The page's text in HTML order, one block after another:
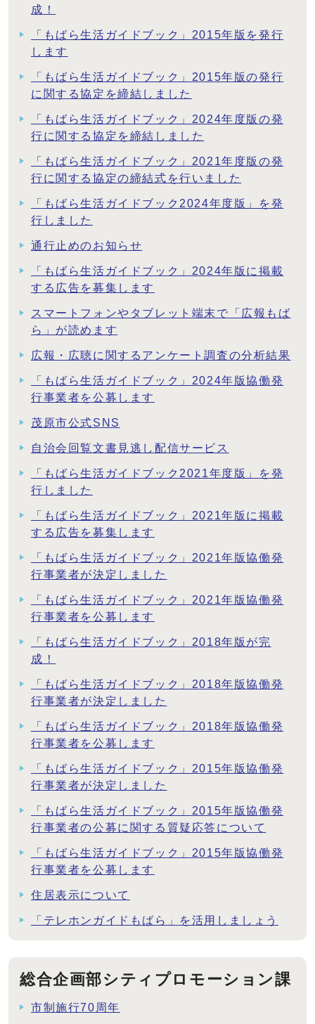
成！
「もばら生活ガイドブック」2015年版を発行
します
「もばら生活ガイドブック」2015年版の発行
に関する協定を締結しました
「もばら生活ガイドブック」2024年度版の発
行に関する協定を締結しました
「もばら生活ガイドブック」2021年度版の発
行に関する協定の締結式を行いました
「もばら生活ガイドブック2024年度版」を発
行しました
通行止めのお知らせ
「もばら生活ガイドブック」2024年版に掲載
する広告を募集します
スマートフォンやタブレット端末で「広報もば
ら」が読めます
広報・広聴に関するアンケート調査の分析結果
「もばら生活ガイドブック」2024年版協働発
行事業者を公募します
茂原市公式SNS
自治会回覧文書見逃し配信サービス
「もばら生活ガイドブック2021年度版」を発
行しました
「もばら生活ガイドブック」2021年版に掲載
する広告を募集します
「もばら生活ガイドブック」2021年版協働発
行事業者が決定しました
「もばら生活ガイドブック」2021年版協働発
行事業者を公募します
「もばら生活ガイドブック」2018年版が完
成！
「もばら生活ガイドブック」2018年版協働発
行事業者が決定しました
「もばら生活ガイドブック」2018年版協働発
行事業者を公募します
「もばら生活ガイドブック」2015年版協働発
行事業者が決定しました
「もばら生活ガイドブック」2015年版協働発
行事業者の公募に関する質疑応答について
「もばら生活ガイドブック」2015年版協働発
行事業者を公募します
住居表示について
「テレホンガイドもばら」を活用しましょう
総合企画部シティプロモーション課
市制施行70周年